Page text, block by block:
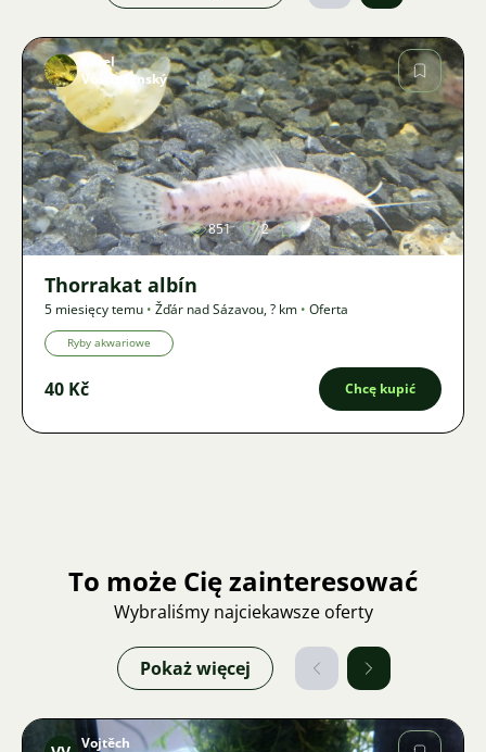
Zdjęcie
Karel
Vostřežanský
851 2
Thorrakat albín
5 miesięcy temu • Žďár nad Sázavou,? km • Oferta
Ryby akwariowe
40 Kč Chcę kupić
To może Cię zainteresować
Wybraliśmy najciekawsze oferty
Pokaż więcej
Vojtěch